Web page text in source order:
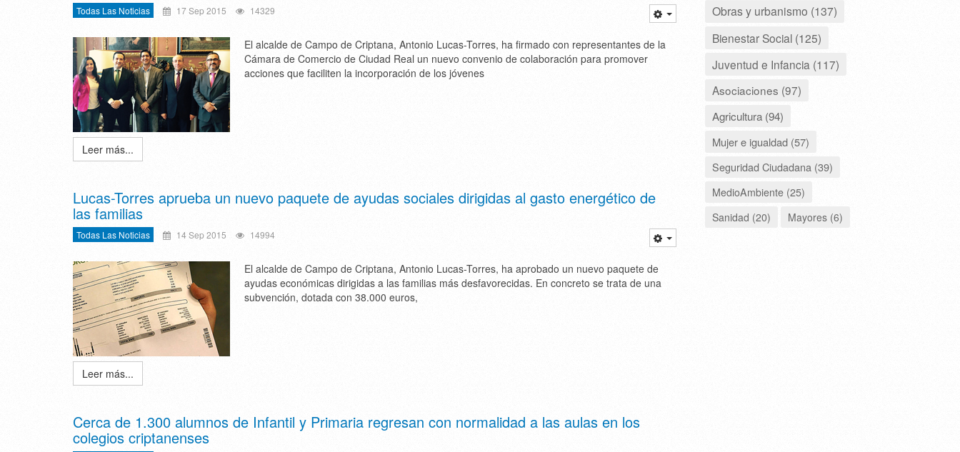
Todas Las Noticias 17 Sep 2015 14329
El alcalde de Campo de Criptana, Antonio Lucas-Torres, ha firmado con representantes de la
Cámara de Comercio de Ciudad Real un nuevo convenio de colaboración para promover
acciones que faciliten la incorporación de los jóvenes
Leer más...
Lucas-Torres aprueba un nuevo paquete de ayudas sociales dirigidas al gasto energético de
las familias
Todas Las Noticias 14 Sep 2015 14994
El alcalde de Campo de Criptana, Antonio Lucas-Torres, ha aprobado un nuevo paquete de
ayudas económicas dirigidas a las familias más desfavorecidas. En concreto se trata de una
subvención, dotada con 38.000 euros,
Leer más...
Cerca de 1.300 alumnos de Infantil y Primaria regresan con normalidad a las aulas en los
colegios criptanenses
Obras y urbanismo (137)
Bienestar Social (125)
Juventud e Infancia (117)
Asociaciones (97)
Agricultura (94)
Mujer e igualdad (57)
Seguridad Ciudadana (39)
MedioAmbiente (25)
Sanidad (20)
Mayores (6)